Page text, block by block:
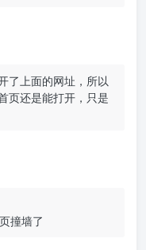
了上面的网址，所以
页还是能打开，只是
撞墙了